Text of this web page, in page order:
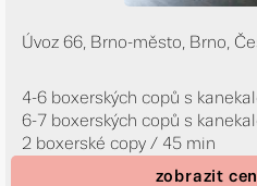
Úvoz 66, Brno-město, Brno,
4-6 boxerských copů s
6-7 boxerských copů s
2 boxerské copy / 45 min
zobrazit